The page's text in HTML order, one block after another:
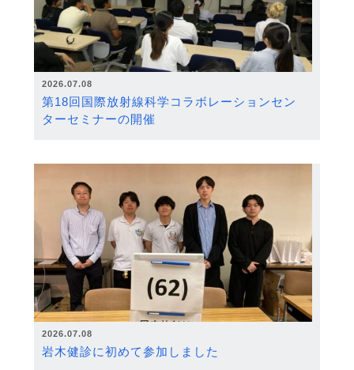
2026.07.08
第18回国際放射線科学コラボレーションセン
ターセミナーの開催
2026.07.08
岩木健診に初めて参加しました